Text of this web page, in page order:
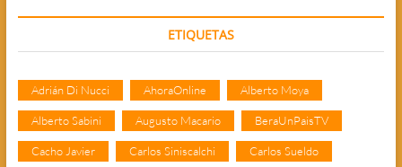
ETIQUETAS
Adrián Di Nucci AhoraOnline Alberto Moya
Alberto Sabini Augusto Macario BeraUnPaisTV
Cacho Javier Carlos Siniscalchi Carlos Sueldo